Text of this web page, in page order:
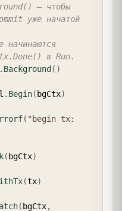
— чтобы
уже начатой
в Run.
. Background ( )
. Begin( bgCtx)
( "begin tx:
( bgCtx)
(tx)
( bgCtx,